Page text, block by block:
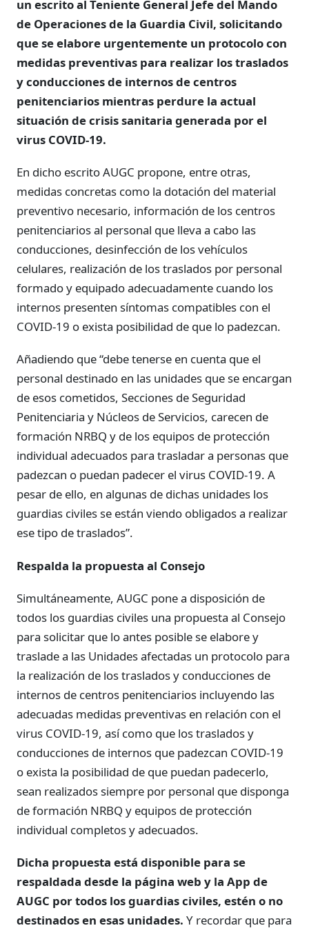
un escrito al Teniente General Jefe del Mando
de Operaciones de la Guardia Civil, solicitando
que se elabore urgentemente un protocolo con
medidas preventivas para realizar los traslados
y conducciones de internos de centros
penitenciarios mientras perdure la actual
situación de crisis sanitaria generada por el
virus COVID-19.
En dicho escrito AUGC propone, entre otras,
medidas concretas como la dotación del material
preventivo necesario, información de los centros
penitenciarios al personal que lleva a cabo las
conducciones, desinfección de los vehículos
celulares, realización de los traslados por personal
formado y equipado adecuadamente cuando los
internos presenten síntomas compatibles con el
COVID-19 o exista posibilidad de que lo padezcan.
Añadiendo que “debe tenerse en cuenta que el
personal destinado en las unidades que se encargan
de esos cometidos, Secciones de Seguridad
Penitenciaria y Núcleos de Servicios, carecen de
formación NRBQ y de los equipos de protección
individual adecuados para trasladar a personas que
padezcan o puedan padecer el virus COVID-19. A
pesar de ello, en algunas de dichas unidades los
guardias civiles se están viendo obligados a realizar
ese tipo de traslados”.
Respalda la propuesta al Consejo
Simultáneamente, AUGC pone a disposición de
todos los guardias civiles una propuesta al Consejo
para solicitar que lo antes posible se elabore y
traslade a las Unidades afectadas un protocolo para
la realización de los traslados y conducciones de
internos de centros penitenciarios incluyendo las
adecuadas medidas preventivas en relación con el
virus COVID-19, así como que los traslados y
conducciones de internos que padezcan COVID-19
o exista la posibilidad de que puedan padecerlo,
sean realizados siempre por personal que disponga
de formación NRBQ y equipos de protección
individual completos y adecuados.
Dicha propuesta está disponible para se
respaldada desde la página web y la App de
AUGC por todos los guardias civiles, estén o no
destinados en esas unidades. Y recordar que para